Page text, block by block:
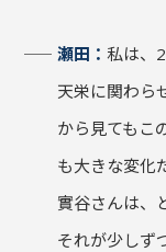
瀬田：私は、
天栄に関わら
から見てもこ
も大きな変化
實谷さんは、
それが少しず